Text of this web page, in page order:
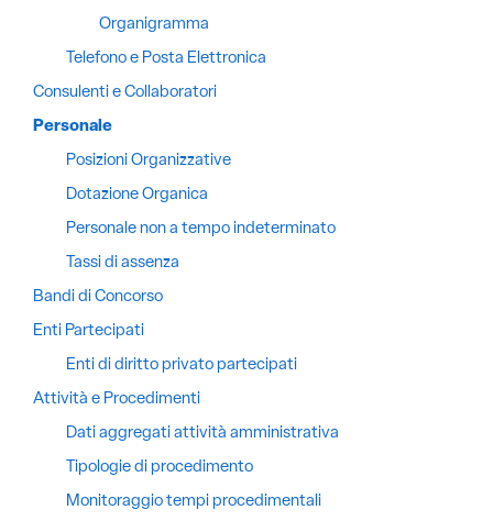
Organigramma
Telefono e Posta Elettronica
Consulenti e Collaboratori
Personale
Posizioni Organizzative
Dotazione Organica
Personale non a tempo indeterminato
Tassi di assenza
Bandi di Concorso
Enti Partecipati
Enti di diritto privato partecipati
Attività e Procedimenti
Dati aggregati attività amministrativa
Tipologie di procedimento
Monitoraggio tempi procedimentali